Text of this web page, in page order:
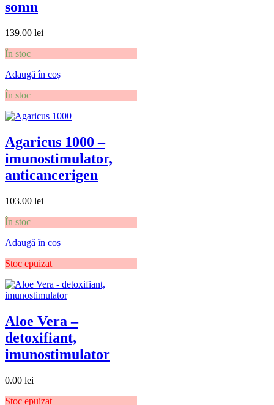
somn
139.00 lei
În stoc
Adaugă în coș
În stoc
Agaricus 1000 –
imunostimulator,
anticancerigen
103.00 lei
În stoc
Adaugă în coș
Stoc epuizat
Aloe Vera –
detoxifiant,
imunostimulator
0.00 lei
Stoc epuizat